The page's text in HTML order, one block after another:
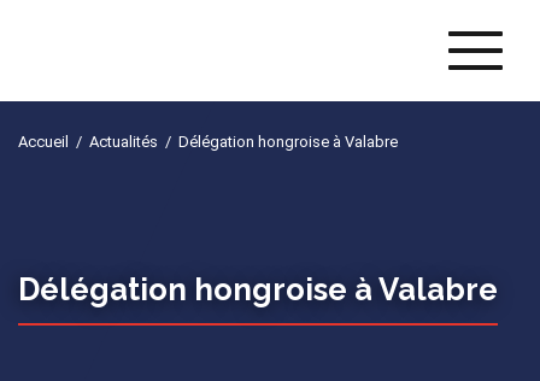
Accueil / Actualités / Délégation hongroise à Valabre
Délégation hongroise à Valabre